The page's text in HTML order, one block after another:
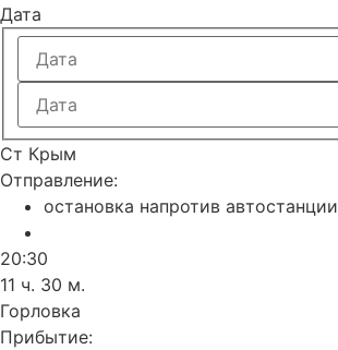
Дата
Ст Крым
Отправление:
остановка напротив автостанции
20:30
11 ч. 30 м.
Горловка
Прибытие: